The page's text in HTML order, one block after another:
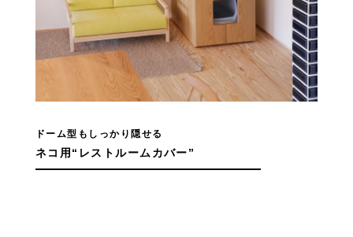
ドーム型もしっかり隠せる
ネコ用“レストルームカバー”